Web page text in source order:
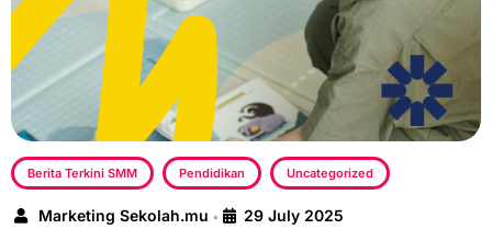
Berita Terkini SMM Pendidikan Uncategorized
Marketing Sekolah.mu • 29 July 2025